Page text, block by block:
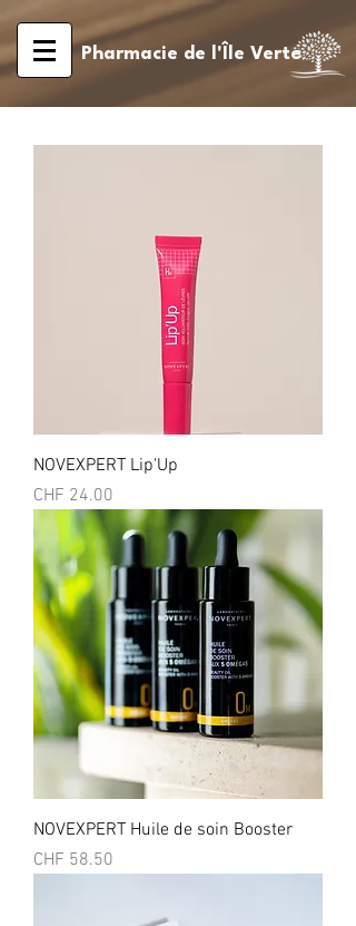
Pharmacie de l'Île Verte
NOVEXPERT Lip'Up
Prix
CHF 24.00
NOVEXPERT Huile de soin Booster
Prix
CHF 58.50